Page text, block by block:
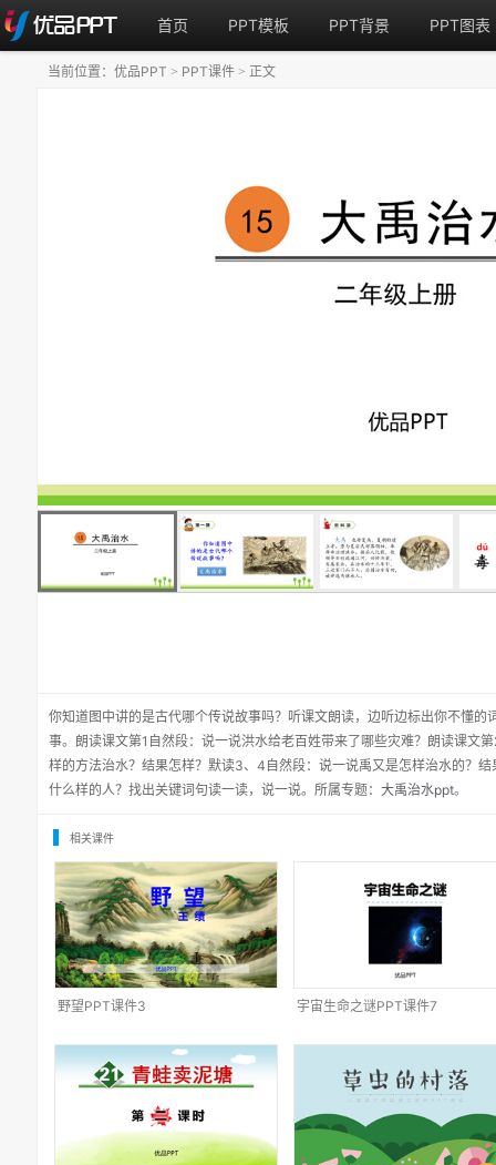
首页 PPT模板 PPT背景 PPT图表
你知道图中讲的是古代哪个传说故事吗？听课文朗读，边听边标出你不懂的
事。朗读课文第1自然段：说一说洪水给老百姓带来了哪些灾难？朗读课文
样的方法治水？结果怎样？默读3、4自然段：说一说禹又是怎样治水的？
什么样的人？找出关键词句读一读，说一说。所属专题： 大禹治水ppt。
当前位置： 优品PPT > PPT课件 > 正文
相关课件
野望PPT课件3 宇宙生命之谜PPT课件7